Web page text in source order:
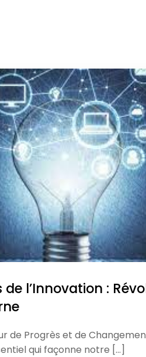
de l’Innovation :
de Progrès et de
qui façonne notre […]